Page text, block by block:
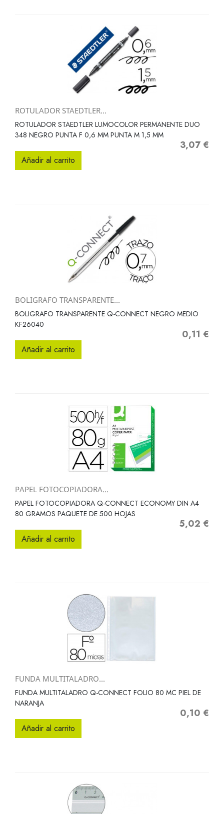
ROTULADOR STAEDTLER...
ROTULADOR STAEDTLER LUMOCOLOR PERMANENTE DUO
348 NEGRO PUNTA F 0,6 MM PUNTA M 1,5 MM
Precio
3,07 €
Añadir al carrito
BOLIGRAFO TRANSPARENTE...
BOLIGRAFO TRANSPARENTE Q-CONNECT NEGRO MEDIO
KF26040
Precio
0,11 €
Añadir al carrito
PAPEL FOTOCOPIADORA...
PAPEL FOTOCOPIADORA Q-CONNECT ECONOMY DIN A4
80 GRAMOS PAQUETE DE 500 HOJAS
Precio
5,02 €
Añadir al carrito
FUNDA MULTITALADRO...
FUNDA MULTITALADRO Q-CONNECT FOLIO 80 MC PIEL DE
NARANJA
Precio
0,10 €
Añadir al carrito